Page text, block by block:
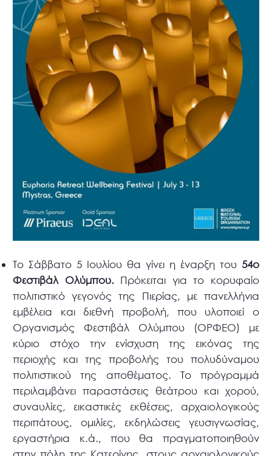
Το Σάββατο 5 Ιουλίου θα γίνει η έναρξη του 54ο
Φεστιβάλ Ολύμπου. Πρόκειται για το κορυφαίο
πολιτιστικό γεγονός της Πιερίας, με πανελλήνια
εμβέλεια και διεθνή προβολή, που υλοποιεί ο
Οργανισμός Φεστιβάλ Ολύμπου (ΟΡΦΕΟ) με
κύριο στόχο την ενίσχυση της εικόνας της
περιοχής και της προβολής του πολυδύναμου
πολιτιστικού της αποθέματος. Το πρόγραμμά
περιλαμβάνει παραστάσεις θεάτρου και χορού,
συναυλίες, εικαστικές εκθέσεις, αρχαιολογικούς
περιπάτους, ομιλίες, εκδηλώσεις γευσιγνωσίας,
εργαστήρια κ.ά., που θα πραγματοποιηθούν